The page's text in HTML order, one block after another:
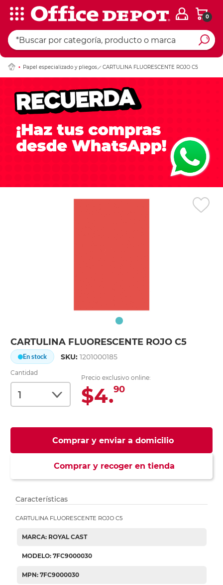
0
Papel especializado y pliegos CARTULINA FLUORESCENTE ROJO C5
CARTULINA FLUORESCENTE ROJO C5
En stock SKU:1201000185
Cantidad
Precio exclusivo online:
$4.90
Comprar y enviar a domicilio
Comprar y recoger en tienda
Ingresar Codigo
Características
CARTULINA FLUORESCENTE ROJO C5
MARCA: ROYAL CAST
MODELO: 7FC9000030
MPN: 7FC9000030